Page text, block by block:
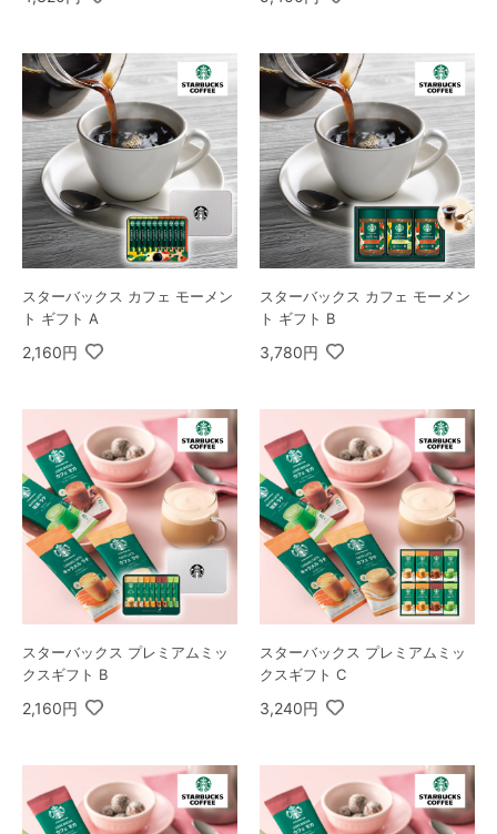
スターバックス カフェ モーメン
ト ギフト A
2,160円
スターバックス カフェ モーメン
ト ギフト B
3,780円
スターバックス プレミアムミッ
クスギフト B
2,160円
スターバックス プレミアムミッ
クスギフト C
3,240円